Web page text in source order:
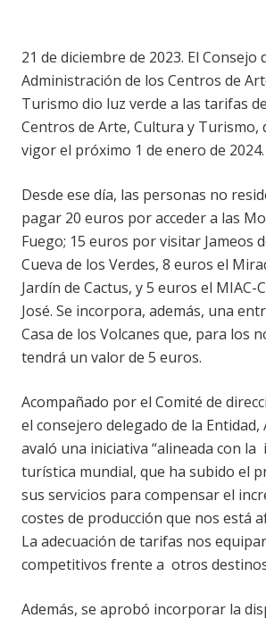
21 de diciembre de 2023. El Consejo
Administración de los Centros de
Turismo dio luz verde a las tarifas
Centros de Arte, Cultura y Turismo,
vigor el próximo 1 de enero de 2024.
Desde ese día, las personas no
pagar 20 euros por acceder a las
Fuego; 15 euros por visitar Jameos
Cueva de los Verdes, 8 euros el
Jardín de Cactus, y 5 euros el MIAC-
José. Se incorpora, además, una
Casa de los Volcanes que, para los
tendrá un valor de 5 euros.
Acompañado por el Comité de
el consejero delegado de la Entidad,
avaló una iniciativa “alineada con la
turística mundial, que ha subido el
sus servicios para compensar el
costes de producción que nos está
La adecuación de tarifas nos
competitivos frente a otros
Además, se aprobó incorporar la